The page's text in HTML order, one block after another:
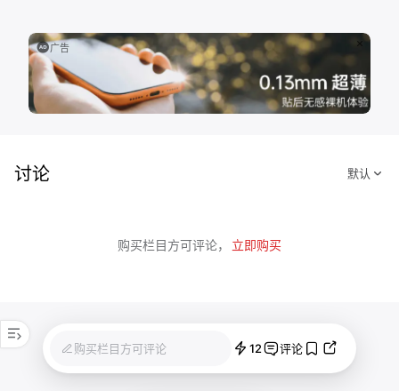
广告
讨论
购买栏目方可评论， 立即购买
购买栏目方可评论 12 评论